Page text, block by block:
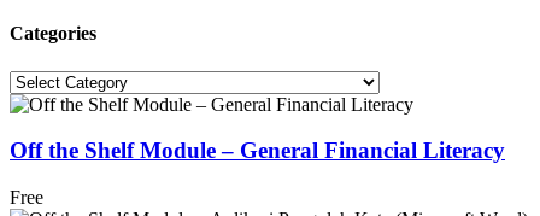
Categories
Off the Shelf Module – General Financial Literacy
Free